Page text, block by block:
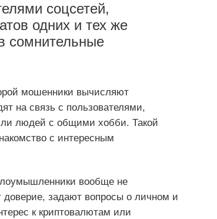
соцсетей,
одних и тех же
сомнительные
мошенники вычисляют
на связь с пользователями,
людей с общими хобби. Такой
с интересным
вообще не
задают вопросы о личном и
к криптовалютам или